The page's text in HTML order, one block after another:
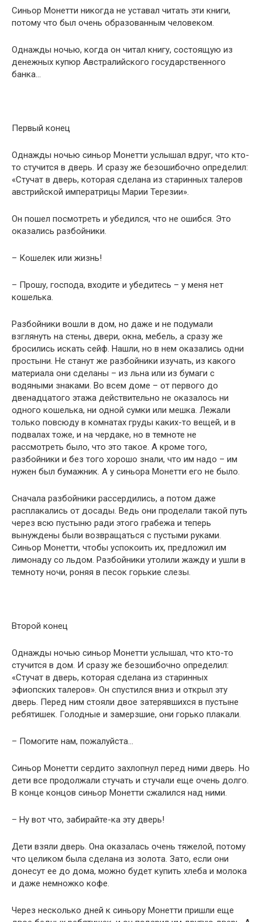
Синьор Монетти никогда не уставал читать эти книги,
потому что был очень образованным человеком.
Однажды ночью, когда он читал книгу, состоящую из
денежных купюр Австралийского государственного
банка…
Первый конец
Однажды ночью синьор Монетти услышал вдруг, что кто-
то стучится в дверь. И сразу же безошибочно определил:
«Стучат в дверь, которая сделана из старинных талеров
австрийской императрицы Марии Терезии».
Он пошел посмотреть и убедился, что не ошибся. Это
оказались разбойники.
– Кошелек или жизнь!
– Прошу, господа, входите и убедитесь – у меня нет
кошелька.
Разбойники вошли в дом, но даже и не подумали
взглянуть на стены, двери, окна, мебель, а сразу же
бросились искать сейф. Нашли, но в нем оказались одни
простыни. Не станут же разбойники изучать, из какого
материала они сделаны – из льна или из бумаги с
водяными знаками. Во всем доме – от первого до
двенадцатого этажа действительно не оказалось ни
одного кошелька, ни одной сумки или мешка. Лежали
только повсюду в комнатах груды каких-то вещей, и в
подвалах тоже, и на чердаке, но в темноте не
рассмотреть было, что это такое. А кроме того,
разбойники и без того хорошо знали, что им надо – им
нужен был бумажник. А у синьора Монетти его не было.
Сначала разбойники рассердились, а потом даже
расплакались от досады. Ведь они проделали такой путь
через всю пустыню ради этого грабежа и теперь
вынуждены были возвращаться с пустыми руками.
Синьор Монетти, чтобы успокоить их, предложил им
лимонаду со льдом. Разбойники утолили жажду и ушли в
темноту ночи, роняя в песок горькие слезы.
Второй конец
Однажды ночью синьор Монетти услышал, что кто-то
стучится в дом. И сразу же безошибочно определил:
«Стучат в дверь, которая сделана из старинных
эфиопских талеров». Он спустился вниз и открыл эту
дверь. Перед ним стояли двое затерявшихся в пустыне
ребятишек. Голодные и замерзшие, они горько плакали.
– Помогите нам, пожалуйста…
Синьор Монетти сердито захлопнул перед ними дверь. Но
дети все продолжали стучать и стучали еще очень долго.
В конце концов синьор Монетти сжалился над ними.
– Ну вот что, забирайте-ка эту дверь!
Дети взяли дверь. Она оказалась очень тяжелой, потому
что целиком была сделана из золота. Зато, если они
донесут ее до дома, можно будет купить хлеба и молока
и даже немножко кофе.
Через несколько дней к синьору Монетти пришли еще